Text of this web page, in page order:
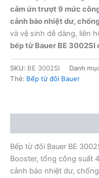
cảm ứn trượt 9 mức
cảnh báo nhiệt dư,
và vệ sinh dễ dàng, liên
bếp từ Bauer BE
SKU: BE 3002SI Danh
Thẻ: Bếp từ đôi Bauer
Bếp từ đôi Bauer BE
Booster, tổng công suất
cảnh báo nhiệt dư,